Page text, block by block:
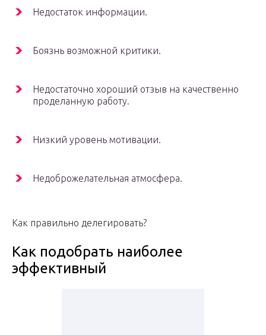
Недостаток информации.
Боязнь возможной критики.
Недостаточно хороший отзыв на качественно
проделанную работу.
Низкий уровень мотивации.
Недоброжелательная атмосфера.
Как правильно делегировать?
Как подобрать наиболее
эффективный